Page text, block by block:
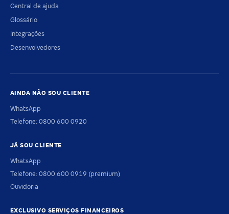
Central de ajuda
Glossário
Integrações
Desenvolvedores
AINDA NÃO SOU CLIENTE
WhatsApp
Telefone: 0800 600 0920
JÁ SOU CLIENTE
WhatsApp
Telefone: 0800 600 0919 (premium)
Ouvidoria
EXCLUSIVO SERVIÇOS FINANCEIROS